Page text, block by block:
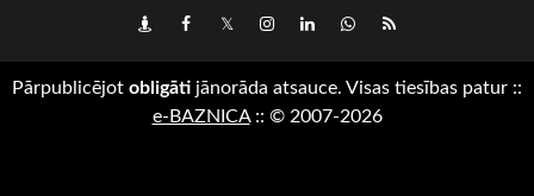
DraugiemFacebook
TwitterInstagram
LinkedInwhatsapp
RSS
Pārpublicējot obligāti jānorāda atsauce. Visas tiesības patur ::
e-BAZNICA:: © 2007-2026